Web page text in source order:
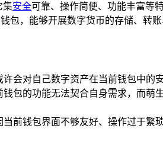
集安全可靠、操作简便、功能丰富等
包，能够开展数字货币的存储、转账
会对自己数字资产在当前钱包中的
包的功能无法契合自身需求，而
前钱包界面不够友好、操作过于繁